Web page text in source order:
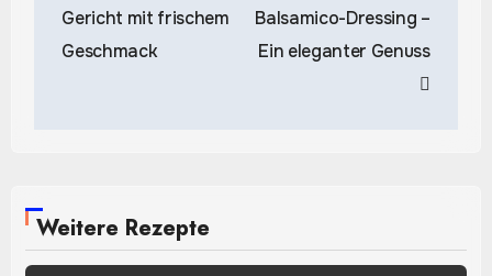
Gericht mit frischem
Geschmack
Balsamico-Dressing –
Ein eleganter Genuss
Weitere Rezepte